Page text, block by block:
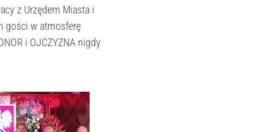
z Urzędem Miasta i
gości w atmosferę
i OJCZYZNA nigdy